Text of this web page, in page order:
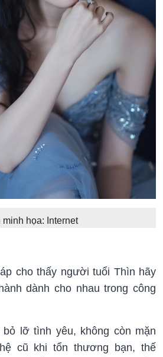
minh họa: Internet
cho thấy người tuổi Thìn hãy
dành cho nhau trong công
lỡ tình yêu, không còn mặn
cũ khi tổn thương bạn, thế